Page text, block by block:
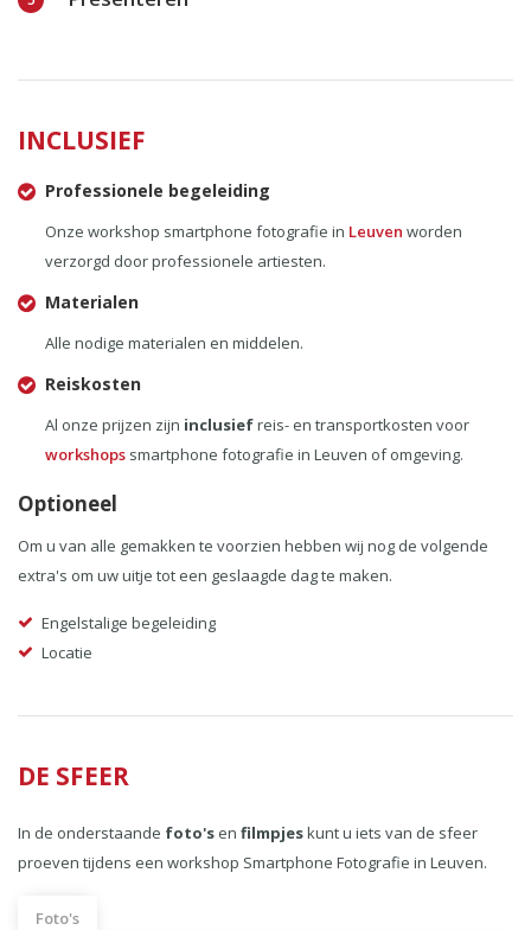
INCLUSIEF
Professionele begeleiding
Onze workshop smartphone fotografie in Leuven worden
verzorgd door professionele artiesten.
Materialen
Alle nodige materialen en middelen.
Reiskosten
Al onze prijzen zijn inclusiefreis- en transportkosten voor
workshops smartphone fotografie in Leuven of omgeving.
Optioneel
Om u van alle gemakken te voorzien hebben wij nog de volgende
extra's om uw uitje tot een geslaagde dag te maken.
Engelstalige begeleiding
Locatie
DE SFEER
In de onderstaande foto's en filmpjeskunt u iets van de sfeer
proeven tijdens een workshop Smartphone Fotografie in Leuven.
Foto's